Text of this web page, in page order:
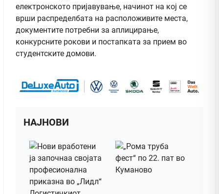
електронското пријавување, начинот на кој се
врши распределбата на расположивите места,
документите потребни за аплицирање,
конкурсните рокови и постапката за прием во
студентските домови.
НАЈНОВИ